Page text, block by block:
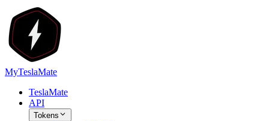
MyTeslaMate
TeslaMate
API
Tokens